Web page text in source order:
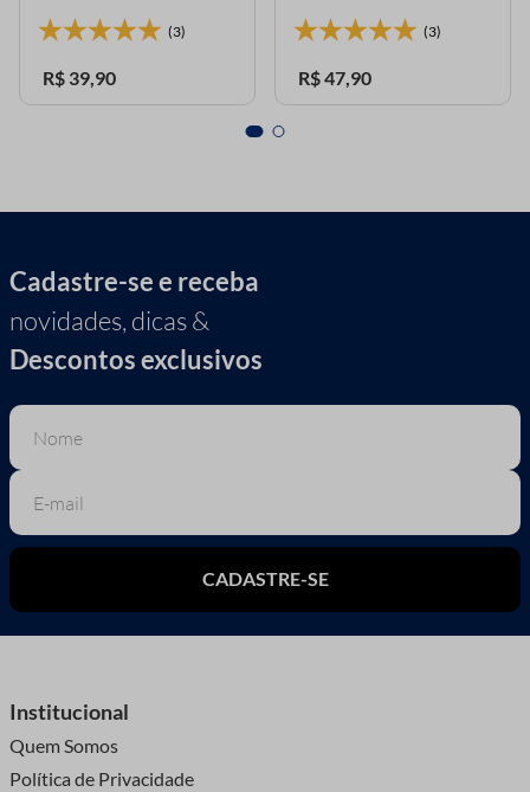
(3)
R$ 39,90
(3)
R$47,90
Cadastre-se e receba
novidades, dicas &
Descontos exclusivos
CADASTRE-SE
Institucional
Quem Somos
Política de Privacidade